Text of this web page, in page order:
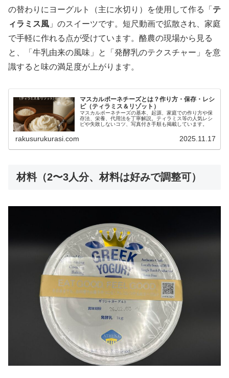
の替わりにヨーグルト（主に水切り）を使用して作る「 テ
ィラミス風 」のスイーツです。短尺動画で拡散され、家庭
で手軽に作れる点が受けています。酪農の現場から見る
と、「牛乳由来の風味」と「発酵乳のテクスチャー」を意
識すると味の満足度が上がります。
マスカルポーネチーズとは？作り方・保存・レシ
ピ（ティラミス＆リゾット）
マスカルポーネチーズの基本、起源、家庭での作り方や保
存法、栄養、代用法を丁寧解説。ティラミス等の人気レシ
ピや失敗しないコツ、写真付き手順も掲載しています。
rakusurukurasi.com 2025.11.17
材料（2〜3人分、材料は好みで調整可）